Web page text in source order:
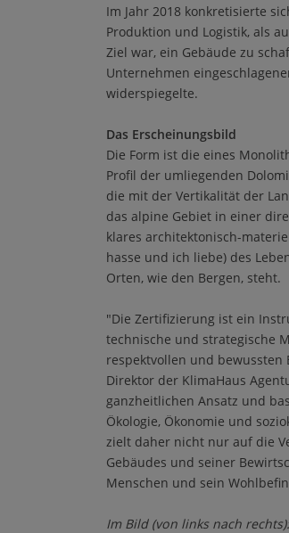
Im Jahr 2018 konkretisierte
Produktion und Logistik, als
Ziel war, ein Gebäude zu
Unternehmen
widerspiegelte.
Das Erscheinungsbild
Die Form ist die eines
Profil der umliegenden
die mit der Vertikalität der
das alpine Gebiet in einer
klares architektonisch-
hasse und ich liebe) des
Orten, wie den Bergen, steht.
"Die Zertifizierung ist ein
technische und strategische
respektvollen und bewussten
Direktor der KlimaHaus
ganzheitlichen Ansatz und
Ökologie, Ökonomie und
zielt daher nicht nur auf die
Gebäudes und seiner
Menschen und sein
Im Bild (von links nach